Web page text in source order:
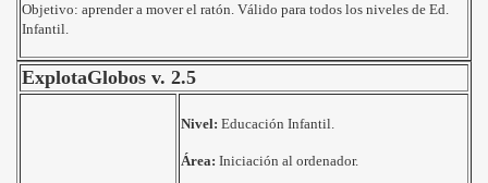
Objetivo: aprender a mover el ratón. Válido para todos los niveles de Ed.
Infantil.
ExplotaGlobos v. 2.5
Nivel: Educación Infantil.
Área: Iniciación al ordenador.